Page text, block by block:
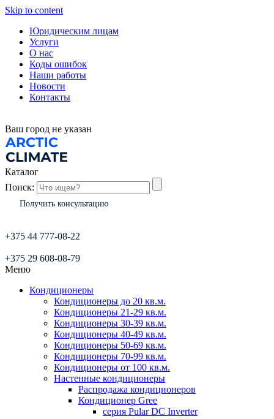
Skip to content
Юридическим лицам
Услуги
О нас
Коды ошибок
Наши работы
Новости
Контакты
Ваш город не указан
Каталог
Поиск:
Получить консультацию
+375 44 777-08-22
+375 29 608-08-79
Меню
Кондиционеры
Кондиционеры до 20 кв.м.
Кондиционеры 21-29 кв.м.
Кондиционеры 30-39 кв.м.
Кондиционеры 40-49 кв.м.
Кондиционеры 50-69 кв.м.
Кондиционеры 70-99 кв.м.
Кондиционеры от 100 кв.м.
Настенные кондиционеры
Распродажа кондиционеров
Кондиционер Gree
серия Pular DC Inverter